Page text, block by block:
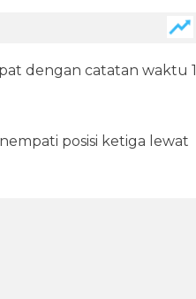
dengan catatan waktu 1
posisi ketiga lewat